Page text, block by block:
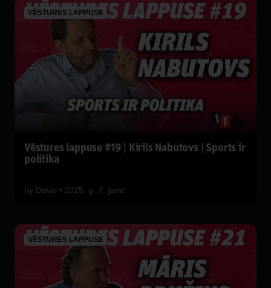
VĒSTURES LAPPUSE
Vēstures lappuse #19 | Kirils Nabutovs | Sports ir
politika
by Dāvis 2025. g. 7. janv.
VĒSTURES LAPPUSE